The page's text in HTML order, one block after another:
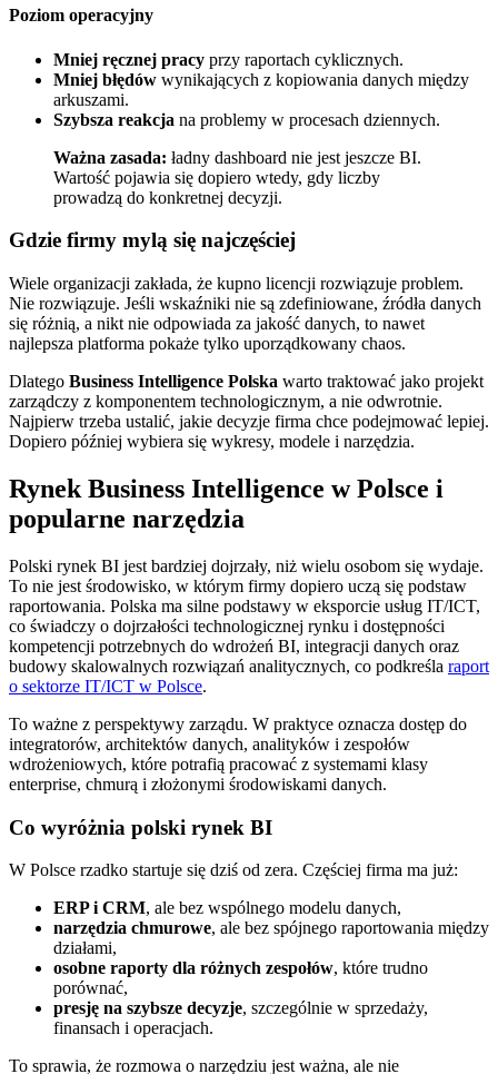
Poziom operacyjny
Mniej ręcznej pracy przy raportach cyklicznych.
Mniej błędów wynikających z kopiowania danych między
arkuszami.
Szybsza reakcja na problemy w procesach dziennych.
Ważna zasada: ładny dashboard nie jest jeszcze BI.
Wartość pojawia się dopiero wtedy, gdy liczby
prowadzą do konkretnej decyzji.
Gdzie firmy mylą się najczęściej
Wiele organizacji zakłada, że kupno licencji rozwiązuje problem.
Nie rozwiązuje. Jeśli wskaźniki nie są zdefiniowane, źródła danych
się różnią, a nikt nie odpowiada za jakość danych, to nawet
najlepsza platforma pokaże tylko uporządkowany chaos.
Dlatego Business Intelligence Polska warto traktować jako projekt
zarządczy z komponentem technologicznym, a nie odwrotnie.
Najpierw trzeba ustalić, jakie decyzje firma chce podejmować lepiej.
Dopiero później wybiera się wykresy, modele i narzędzia.
Rynek Business Intelligence w Polsce i
popularne narzędzia
Polski rynek BI jest bardziej dojrzały, niż wielu osobom się wydaje.
To nie jest środowisko, w którym firmy dopiero uczą się podstaw
raportowania. Polska ma silne podstawy w eksporcie usług IT/ICT,
co świadczy o dojrzałości technologicznej rynku i dostępności
kompetencji potrzebnych do wdrożeń BI, integracji danych oraz
budowy skalowalnych rozwiązań analitycznych, co podkreśla raport
o sektorze IT/ICT w Polsce.
To ważne z perspektywy zarządu. W praktyce oznacza dostęp do
integratorów, architektów danych, analityków i zespołów
wdrożeniowych, które potrafią pracować z systemami klasy
enterprise, chmurą i złożonymi środowiskami danych.
Co wyróżnia polski rynek BI
W Polsce rzadko startuje się dziś od zera. Częściej firma ma już:
ERP i CRM, ale bez wspólnego modelu danych,
narzędzia chmurowe, ale bez spójnego raportowania między
działami,
osobne raporty dla różnych zespołów, które trudno
porównać,
presję na szybsze decyzje, szczególnie w sprzedaży,
finansach i operacjach.
To sprawia, że rozmowa o narzędziu jest ważna, ale nie